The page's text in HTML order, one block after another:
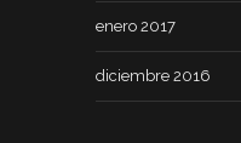
enero 2017
diciembre 2016